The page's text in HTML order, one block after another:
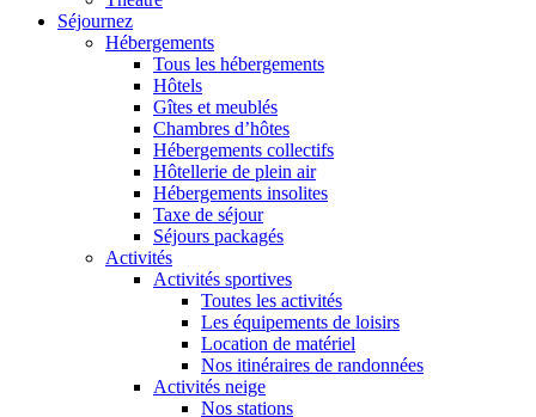
Séjournez
Hébergements
Tous les hébergements
Hôtels
Gîtes et meublés
Chambres d’hôtes
Hébergements collectifs
Hôtellerie de plein air
Hébergements insolites
Taxe de séjour
Séjours packagés
Activités
Activités sportives
Toutes les activités
Les équipements de loisirs
Location de matériel
Nos itinéraires de randonnées
Activités neige
Nos stations